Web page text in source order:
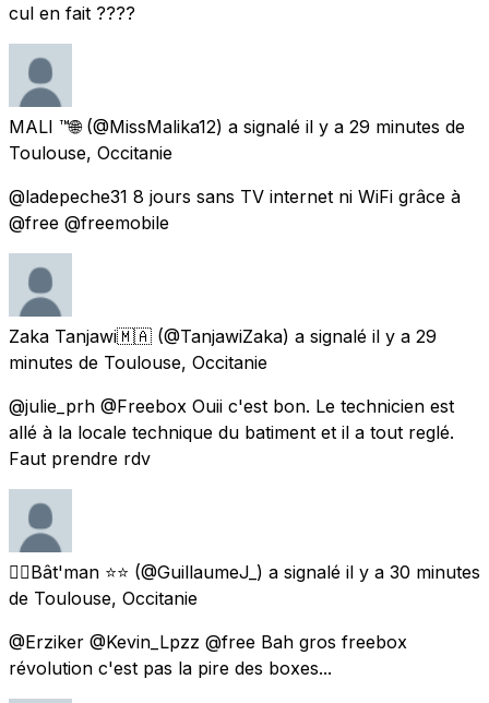
cul en fait ????
MALI ™🌐 (@MissMalika12) a signalé il y a 29 minutes de
Toulouse, Occitanie
@ladepeche31 8 jours sans TV internet ni WiFi grâce à
@free @freemobile
Zaka Tanjawi🇲🇦 (@TanjawiZaka) a signalé il y a 29
minutes de Toulouse, Occitanie
@julie_prh @Freebox Ouii c'est bon. Le technicien est
allé à la locale technique du batiment et il a tout reglé.
Faut prendre rdv
👷‍♂️Bât'man ⭐⭐ (@GuillaumeJ_) a signalé il y a 30 minutes
de Toulouse, Occitanie
@Erziker @Kevin_Lpzz @free Bah gros freebox
révolution c'est pas la pire des boxes...